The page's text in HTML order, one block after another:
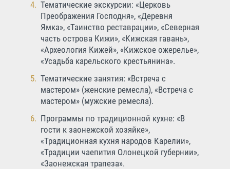
Тематические экскурсии: «Церковь
Преображения Господня», «Деревня
Ямка», «Таинство реставрации», «Северная
часть острова Кижи», «Кижская гавань»,
«Археология Кижей», «Кижское ожерелье»,
«Усадьба карельского крестьянина».
Тематические занятия: «Встреча с
мастером» (женские ремесла), «Встреча с
мастером» (мужские ремесла).
Программы по традиционной кухне: «В
гости к заонежской хозяйке»,
«Традиционная кухня народов Карелии»,
«Традиции чаепития Олонецкой губернии»,
«Заонежская трапеза».